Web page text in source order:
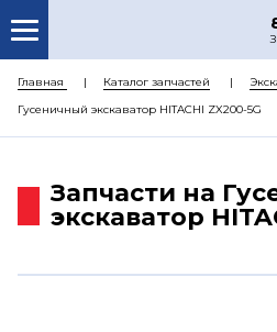
О НАС
КАТАЛОГ
Главная Каталог запчастей
Гусеничный экскаватор HITACHI ZX200-5G
Запчасти на
экскаватор